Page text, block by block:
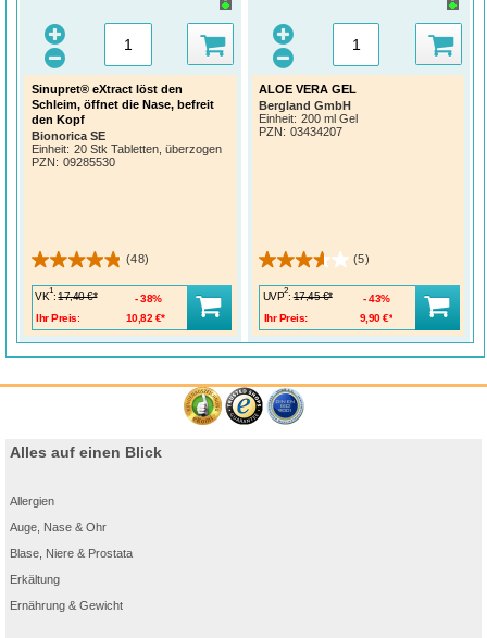
Sinupret® eXtract löst den
Schleim, öffnet die Nase, befreit
den Kopf
Bionorica SE
Einheit: 20 Stk Tabletten, überzogen
PZN: 09285530
(48)
VK
1
: 17,40 €*
Ihr Preis:
10,82 €*
38%
ALOE VERA GEL
Bergland GmbH
Einheit: 200 ml Gel
PZN: 03434207
(5)
UVP
2
: 17,45 €*
Ihr Preis:
9,90 €*
43%
Alles auf einen Blick
Allergien
Auge, Nase & Ohr
Blase, Niere & Prostata
Erkältung
Ernährung & Gewicht